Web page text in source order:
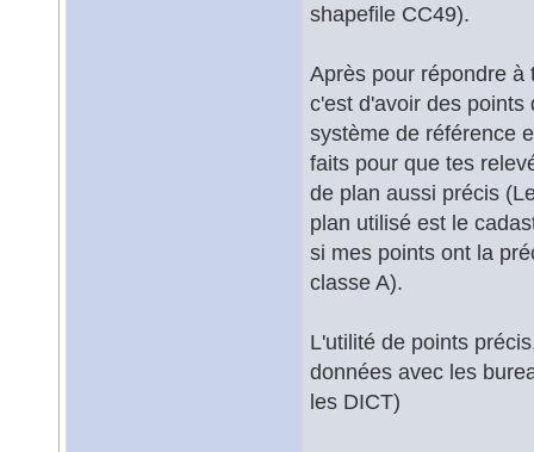
shapefile CC49).
Après pour répondre à
c'est d'avoir des
système de référence
faits pour que tes
de plan aussi précis
plan utilisé est le
si mes points ont la
classe A).
L'utilité de points
données avec les
les DICT)